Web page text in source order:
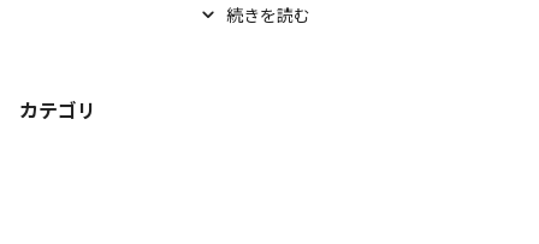
続きを読む
カテゴリ